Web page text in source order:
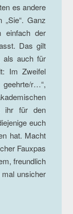
es andere
Ganz
einfach der
Das gilt
als auch für
Im Zweifel
r…“,
ihr für den
euch
hat. Macht
Fauxpas
freundlich
unsicher